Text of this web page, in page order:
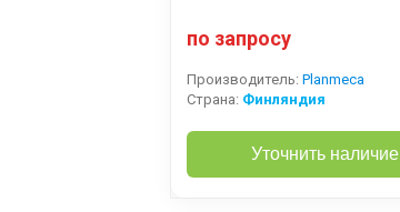
по запросу
Производитель: Planmeca
Страна: Финляндия
Уточнить наличие